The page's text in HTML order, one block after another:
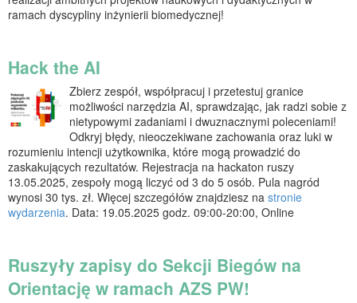
ramach dyscypliny inżynierii biomedycznej!
Hack the AI
Zbierz zespół, współpracuj i przetestuj granice
możliwości narzędzia AI, sprawdzając, jak radzi sobie z
nietypowymi zadaniami i dwuznacznymi poleceniami!
Odkryj błędy, nieoczekiwane zachowania oraz luki w
rozumieniu intencji użytkownika, które mogą prowadzić do
zaskakujących rezultatów. Rejestracja na hackaton ruszy
13.05.2025, zespoły mogą liczyć od 3 do 5 osób. Pula nagród
wynosi 30 tys. zł. Więcej szczegółów znajdziesz na stronie
wydarzenia. Data: 19.05.2025 godz. 09:00-20:00, Online
Ruszyły zapisy do Sekcji Biegów na
Orientację w ramach AZS PW!